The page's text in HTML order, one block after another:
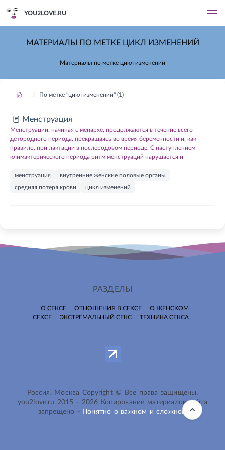
YOU2LOVE.RU
МАТЕРИАЛЫ ПО МЕТКЕ ЦИКЛ ИЗМЕНЕНИЙ
Материалы по метке цикл изменений
По метке "цикл изменений" (1)
Менструация
Менструации, начиная с менархе, продолжаются в течение всего
детородного периода, прекращаясь во время беременности и, как
правило, при лактации в послеродовом периоде. С наступлением
климактерического периода ритм менструаций нарушается и
менструация
внутренние женские половые органы
средняя потеря крови
цикл изменений
РАЗДЕЛЫ
О СЕКСЕ ОТНОШЕНИЯ В СЕКСЕ
О ЖЕНСКОМ
СЕКСЕ
ЭКСТРЕМАЛЬНЫЙ СЕКС ТЕХНИКА СЕКСА
Россия, Москва Copyright © Все права защищены.
you2love.ru 2015 - 2026 Копирование материалов сайта
запрещено -
Понятно о важном и сложном